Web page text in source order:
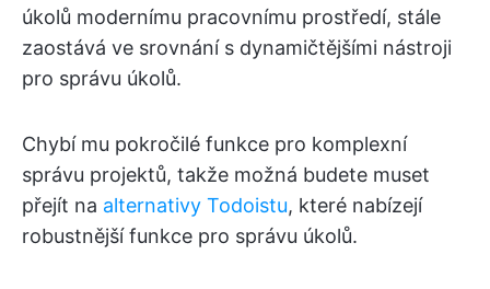
úkolů modernímu pracovnímu prostředí, stále
zaostává ve srovnání s dynamičtějšími nástroji
pro správu úkolů.
Chybí mu pokročilé funkce pro komplexní
správu projektů, takže možná budete muset
přejít na alternativy Todoistu, které nabízejí
robustnější funkce pro správu úkolů.